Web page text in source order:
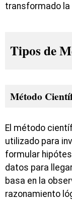
transformado la
Tipos de
Método
El método
utilizado para
formular
datos para
basa en la
razonamiento